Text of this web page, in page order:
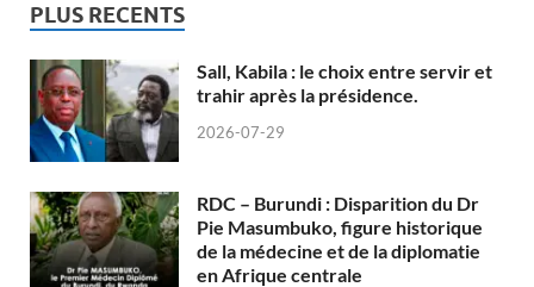
PLUS RECENTS
Sall, Kabila : le choix entre servir et
trahir après la présidence.
2026-07-29
RDC – Burundi : Disparition du Dr
Pie Masumbuko, figure historique
de la médecine et de la diplomatie
en Afrique centrale